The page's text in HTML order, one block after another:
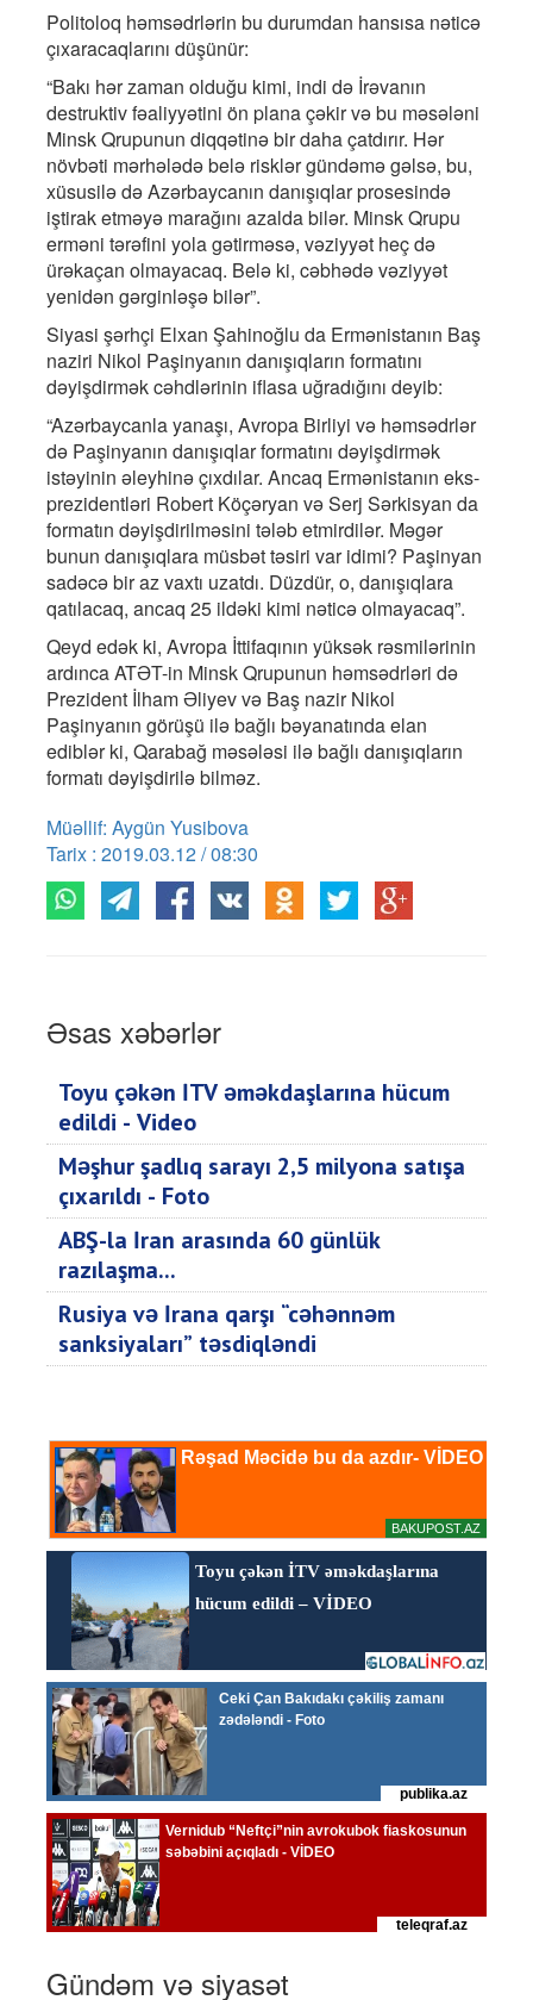
Politoloq həmsədrlərin bu durumdan hansısa nəticə
çıxaracaqlarını düşünür:
“Bakı hər zaman olduğu kimi, indi də İrəvanın
destruktiv fəaliyyətini ön plana çəkir və bu məsələni
Minsk Qrupunun diqqətinə bir daha çatdırır. Hər
növbəti mərhələdə belə risklər gündəmə gəlsə, bu,
xüsusilə də Azərbaycanın danışıqlar prosesində
iştirak etməyə marağını azalda bilər. Minsk Qrupu
erməni tərəfini yola gətirməsə, vəziyyət heç də
ürəkaçan olmayacaq. Belə ki, cəbhədə vəziyyət
yenidən gərginləşə bilər”.
Siyasi şərhçi Elxan Şahinoğlu da Ermənistanın Baş
naziri Nikol Paşinyanın danışıqların formatını
dəyişdirmək cəhdlərinin iflasa uğradığını deyib:
“Azərbaycanla yanaşı, Avropa Birliyi və həmsədrlər
də Paşinyanın danışıqlar formatını dəyişdirmək
istəyinin əleyhinə çıxdılar. Ancaq Ermənistanın eks-
prezidentləri Robert Köçəryan və Serj Sərkisyan da
formatın dəyişdirilməsini tələb etmirdilər. Məgər
bunun danışıqlara müsbət təsiri var idimi? Paşinyan
sadəcə bir az vaxtı uzatdı. Düzdür, o, danışıqlara
qatılacaq, ancaq 25 ildəki kimi nəticə olmayacaq”.
Qeyd edək ki, Avropa İttifaqının yüksək rəsmilərinin
ardınca ATƏT-in Minsk Qrupunun həmsədrləri də
Prezident İlham Əliyev və Baş nazir Nikol
Paşinyanın görüşü ilə bağlı bəyanatında elan
ediblər ki, Qarabağ məsələsi ilə bağlı danışıqların
formatı dəyişdirilə bilməz.
Müəllif: Aygün Yusibova
Tarix : 2019.03.12 / 08:30
Əsas xəbərlər
Toyu çəkən İTV əməkdaşlarına hücum
edildi - Video
Məşhur şadlıq sarayı 2,5 milyona satışa
çıxarıldı - Foto
ABŞ-la İran arasında 60 günlük
razılaşma...
Rusiya və İrana qarşı “cəhənnəm
sanksiyaları” təsdiqləndi
Gündəm və siyasət